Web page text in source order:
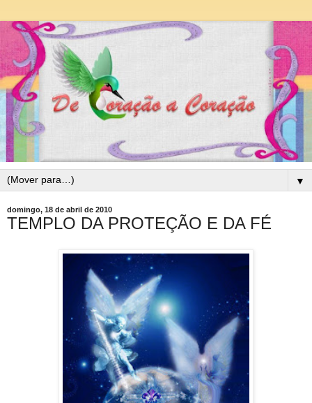
▼
domingo, 18 de abril de 2010
TEMPLO DA PROTEÇÃO E DA FÉ